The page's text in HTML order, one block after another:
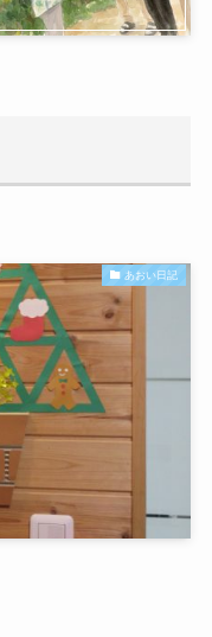
あおい日記